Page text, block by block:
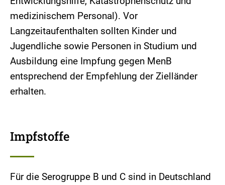
medizinischem Personal). Vor
Langzeitaufenthalten sollten Kinder und
Jugendliche sowie Personen in Studium und
Ausbildung eine Impfung gegen MenB
entsprechend der Empfehlung der Zielländer
erhalten.
Impfstoffe
Für die Serogruppe B und C sind in Deutschland